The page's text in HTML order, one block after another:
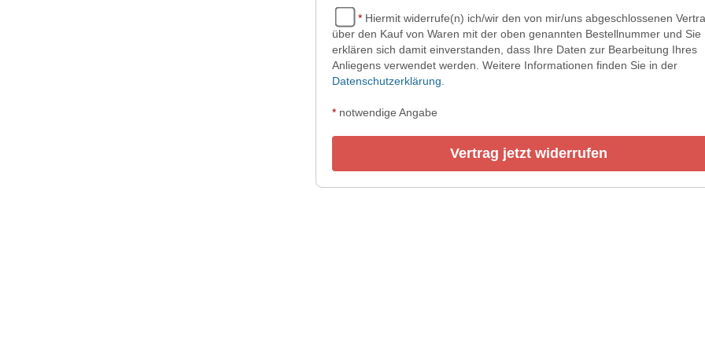
* Hiermit widerrufe(n) ich/wir den von mir/uns abgeschlossenen
über den Kauf von Waren mit der oben genannten Bestellnummer und Sie
erklären sich damit einverstanden, dass Ihre Daten zur Bearbeitung Ihres
Anliegens verwendet werden. Weitere Informationen finden Sie in der
Datenschutzerklärung.
* notwendige Angabe
Vertrag jetzt widerrufen